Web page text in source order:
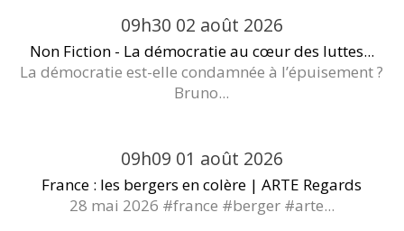
09h30 02 août 2026
Non Fiction - La démocratie au cœur des luttes...
La démocratie est-elle condamnée à l’épuisement ?
Bruno...
09h09 01 août 2026
France : les bergers en colère | ARTE Regards
28 mai 2026 #france #berger #arte...